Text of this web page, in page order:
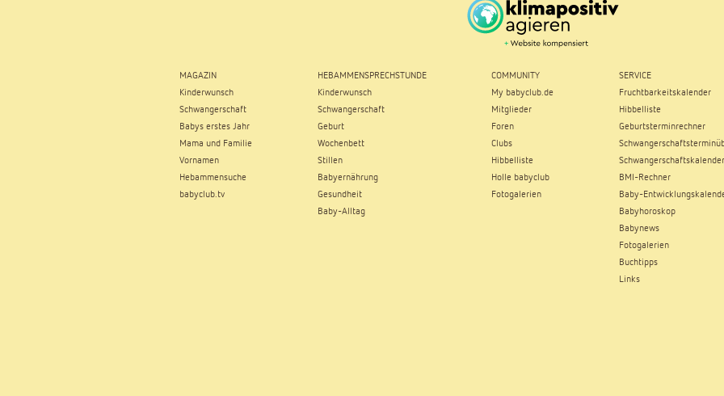
MAGAZIN
Kinderwunsch
Schwangerschaft
Babys erstes Jahr
Mama und Familie
Vornamen
Hebammensuche
babyclub.tv
HEBAMMENSPRECHSTUNDE
Kinderwunsch
Schwangerschaft
Geburt
Wochenbett
Stillen
Babyernährung
Gesundheit
Baby-Alltag
COMMUNITY
My babyclub.de
Mitglieder
Foren
Clubs
Hibbelliste
Holle babyclub
Fotogalerien
SERVICE
Fruchtbarkeitskalender
Hibbelliste
Geburtsterminrechner
Schwangerschaftskalender
BMI-Rechner
Baby-
Babyhoroskop
Babynews
Fotogalerien
Buchtipps
Links